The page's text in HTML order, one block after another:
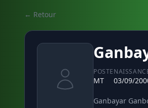
← Retour
POSTE
MT 03/09/
Ganbayar